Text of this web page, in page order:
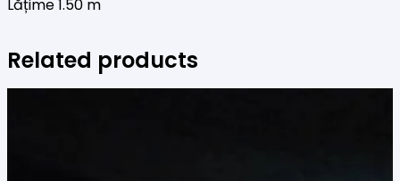
Lățime 1.50 m
Related products